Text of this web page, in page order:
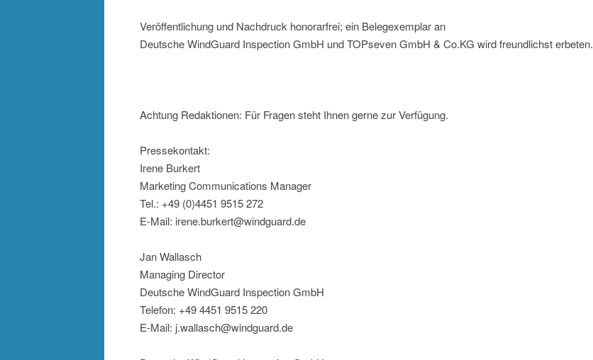
Veröffentlichung und Nachdruck honorarfrei; ein Belegexemplar an
Deutsche WindGuard Inspection GmbH und TOPseven GmbH & Co.KG wird freundlichst erbeten.
Achtung Redaktionen: Für Fragen steht Ihnen gerne zur Verfügung.
Pressekontakt:
Irene Burkert
Marketing Communications Manager
Tel.: +49 (0)4451 9515 272
E-Mail: irene.burkert@windguard.de
Jan Wallasch
Managing Director
Deutsche WindGuard Inspection GmbH
Telefon: +49 4451 9515 220
E-Mail: j.wallasch@windguard.de